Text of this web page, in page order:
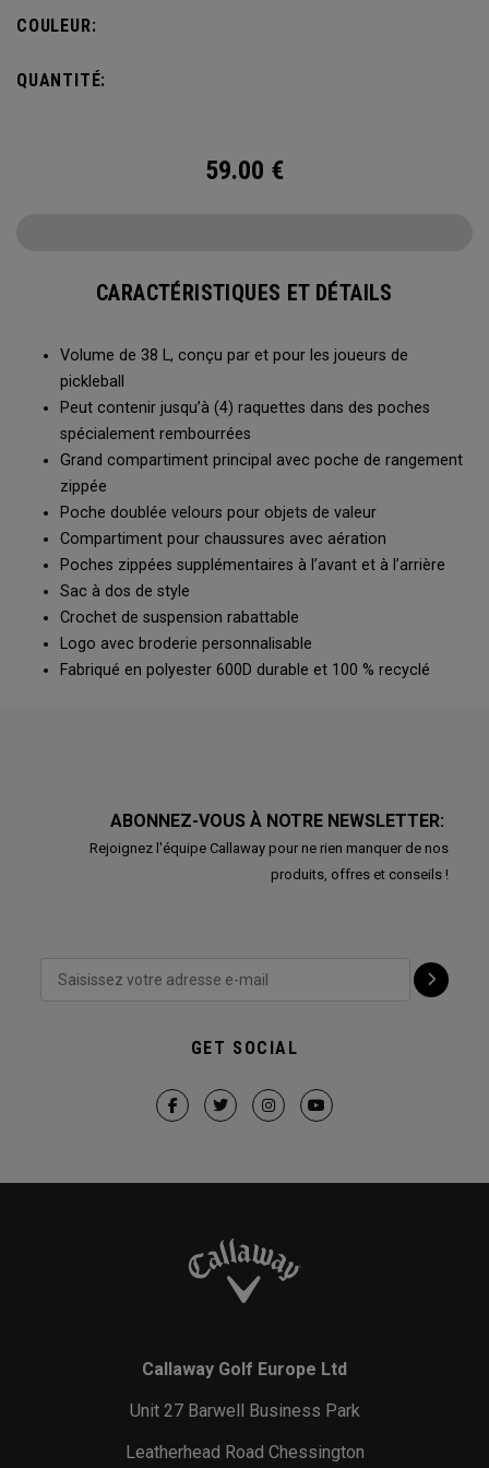
4 raquettes et comporte un compartiment à chaussures
COULEUR:
QUANTITÉ:
59.00 €
CARACTÉRISTIQUES ET DÉTAILS
Volume de 38 L, conçu par et pour les joueurs de
pickleball
Peut contenir jusqu’à (4) raquettes dans des poches
spécialement rembourrées
Grand compartiment principal avec poche de rangement
zippée
Poche doublée velours pour objets de valeur
Compartiment pour chaussures avec aération
Poches zippées supplémentaires à l’avant et à l’arrière
Sac à dos de style
Crochet de suspension rabattable
Logo avec broderie personnalisable
Fabriqué en polyester 600D durable et 100 % recyclé
ABONNEZ-VOUS À NOTRE NEWSLETTER:
Rejoignez l'équipe Callaway pour ne rien manquer de nos
produits, offres et conseils !
GET SOCIAL
Callaway Golf Europe Ltd
Unit 27 Barwell Business Park
Leatherhead Road Chessington